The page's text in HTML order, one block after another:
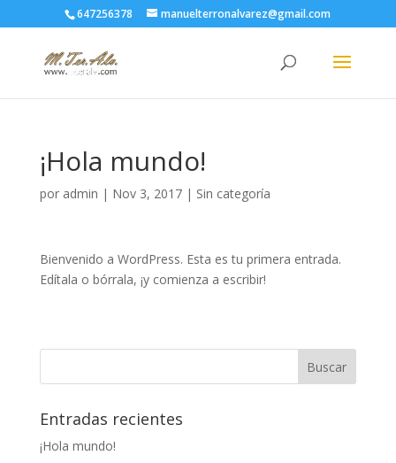
647256378 manuelterronalvarez@gmail.com
¡Hola mundo!
por admin | Nov 3, 2017| Sin categoría
Bienvenido a WordPress. Esta es tu primera entrada.
Edítala o bórrala, ¡y comienza a escribir!
Entradas recientes
¡Hola mundo!